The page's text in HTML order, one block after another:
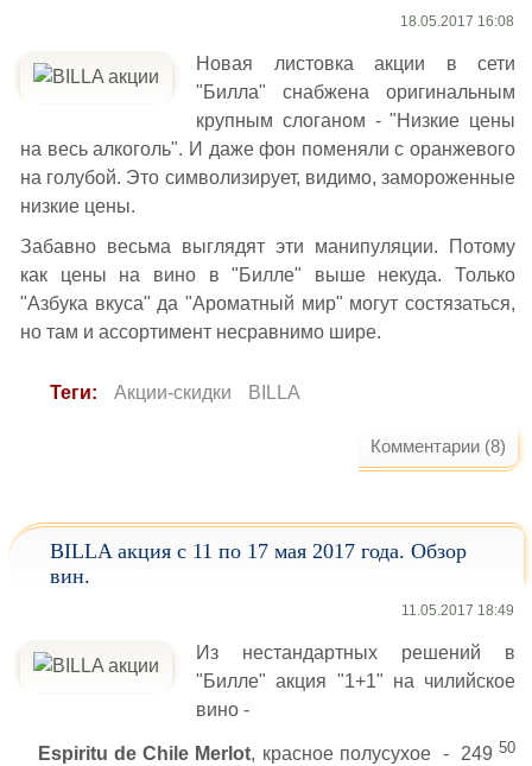
18.05.2017 16:08
Новая листовка акции в сети
"Билла" снабжена оригинальным
крупным слоганом - "Низкие цены
на весь алкоголь". И даже фон поменяли с оранжевого
на голубой. Это символизирует, видимо, замороженные
низкие цены.
Забавно весьма выглядят эти манипуляции. Потому
как цены на вино в "Билле" выше некуда. Только
"Азбука вкуса" да "Ароматный мир" могут состязаться,
но там и ассортимент несравнимо шире.
Теги: Акции-скидки BILLA
Комментарии (8)
BILLA акция с 11 по 17 мая 2017 года. Обзор
вин.
11.05.2017 18:49
Из нестандартных решений в
"Билле" акция "1+1" на чилийское
вино -
Espiritu de Chile Merlot, красное полусухое - 24950